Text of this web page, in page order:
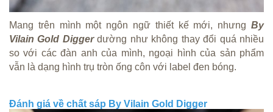
Mang trên mình một ngôn ngữ thiết kế mới, nhưng By
Vilain Gold Diggerdường như không thay đổi quá nhiều
so với các đàn anh của mình, ngoại hình của sản phẩm
vẫn là dạng hình trụ tròn ống côn với label đen bóng.
Đánh giá về chất sáp By Vilain Gold Digger